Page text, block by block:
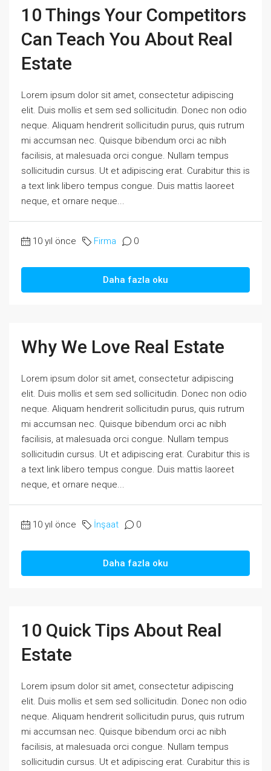
10 Things Your Competitors
Can Teach You About Real
Estate
Lorem ipsum dolor sit amet, consectetur adipiscing
elit. Duis mollis et sem sed sollicitudin. Donec non odio
neque. Aliquam hendrerit sollicitudin purus, quis rutrum
mi accumsan nec. Quisque bibendum orci ac nibh
facilisis, at malesuada orci congue. Nullam tempus
sollicitudin cursus. Ut et adipiscing erat. Curabitur this is
a text link libero tempus congue. Duis mattis laoreet
neque, et ornare neque...
10 yıl önce Firma 0
Daha fazla oku
Why We Love Real Estate
Lorem ipsum dolor sit amet, consectetur adipiscing
elit. Duis mollis et sem sed sollicitudin. Donec non odio
neque. Aliquam hendrerit sollicitudin purus, quis rutrum
mi accumsan nec. Quisque bibendum orci ac nibh
facilisis, at malesuada orci congue. Nullam tempus
sollicitudin cursus. Ut et adipiscing erat. Curabitur this is
a text link libero tempus congue. Duis mattis laoreet
neque, et ornare neque...
10 yıl önce İnşaat 0
Daha fazla oku
10 Quick Tips About Real
Estate
Lorem ipsum dolor sit amet, consectetur adipiscing
elit. Duis mollis et sem sed sollicitudin. Donec non odio
neque. Aliquam hendrerit sollicitudin purus, quis rutrum
mi accumsan nec. Quisque bibendum orci ac nibh
facilisis, at malesuada orci congue. Nullam tempus
sollicitudin cursus. Ut et adipiscing erat. Curabitur this is